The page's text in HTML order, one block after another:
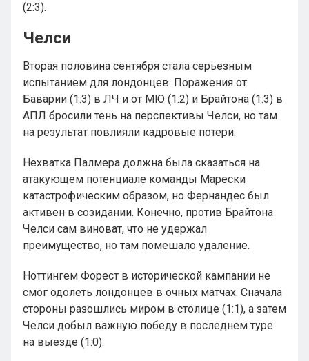
(2:3).
Челси
Вторая половина сентября стала серьезным
испытанием для лондонцев. Поражения от
Баварии (1:3) в ЛЧ и от МЮ (1:2) и Брайтона (1:3) в
АПЛ бросили тень на перспективы Челси, но там
на результат повлияли кадровые потери.
Нехватка Палмера должна была сказаться на
атакующем потенциале команды Марески
катастрофическим образом, но Фернандес был
активен в созидании. Конечно, против Брайтона
Челси сам виноват, что не удержал
преимущество, но там помешало удаление.
Ноттингем Форест в исторической кампании не
смог одолеть лондонцев в очных матчах. Сначала
стороны разошлись миром в столице (1:1), а затем
Челси добыл важную победу в последнем туре
на выезде (1:0).